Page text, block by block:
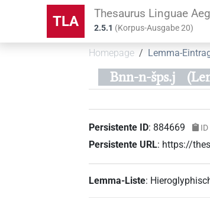
TLA Thesaurus Linguae
2.5.1 (Korpus-Ausgabe20)
Homepage Lemma-
Bnn-n-šps.j
Persistente ID: 884669
Persistente URL: https://
Lemma-Liste: